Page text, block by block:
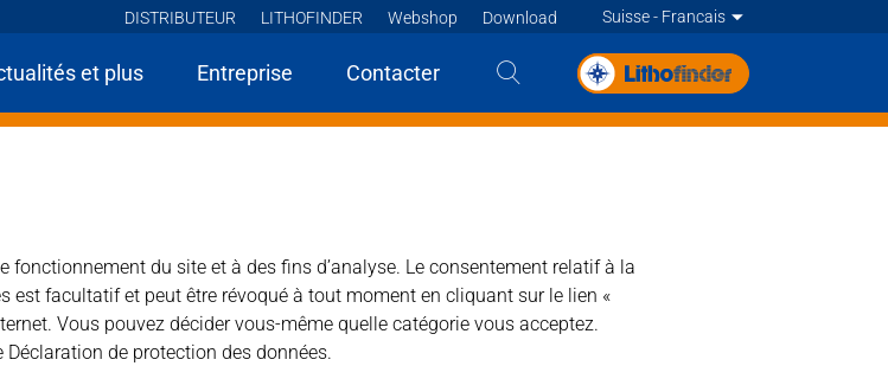
du site et à des fins d’analyse. Le consentement relatif à la
facultatif et peut être révoqué à tout moment en cliquant sur le lien «
Vous pouvez décider vous-même quelle catégorie vous acceptez.
de protection des données.
DISTRIBUTEUR LITHOFINDER Webshop Download
Suisse - Francais
Deutsch
Deutsch
Deutsch Francais
et plus Entreprise Contacter
PRO pour le professionnel Lithofin AFH